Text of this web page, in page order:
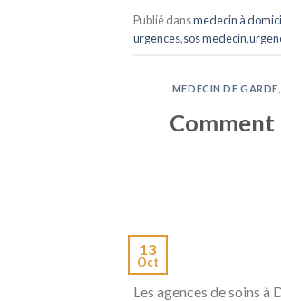
Publié dansmedecin à
urgences,sos medecin,
MEDECIN DE GARDE
Comment
13
Oct
Les agences de soins